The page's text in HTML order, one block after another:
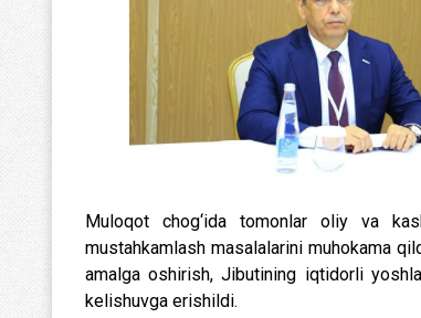
Muloqot chog‘ida tomonlar oliy va
mustahkamlash masalalarini muhokama
amalga oshirish, Jibutining iqtidorli
kelishuvga erishildi.